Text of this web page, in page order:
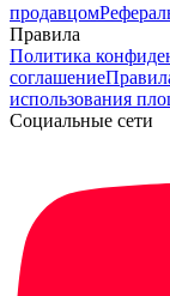
продавцом
Правила
Политика
соглашение
использования
Социальные сети